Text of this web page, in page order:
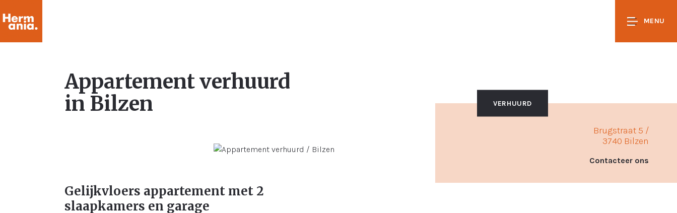
MENU
Appartement verhuurd
in Bilzen
Brugstraat 5 /
3740 Bilzen
Contacteer ons
VERHUURD
Gelijkvloers appartement met 2
slaapkamers en garage